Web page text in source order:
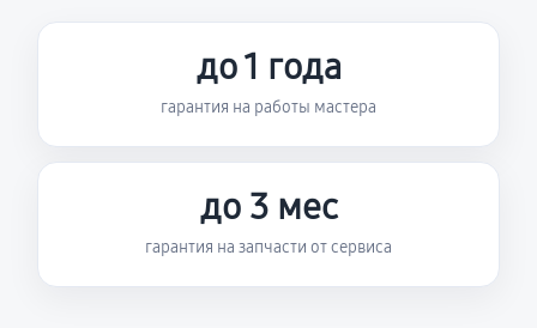
до 1 года
гарантия на работы мастера
до 3 мес
гарантия на запчасти от сервиса